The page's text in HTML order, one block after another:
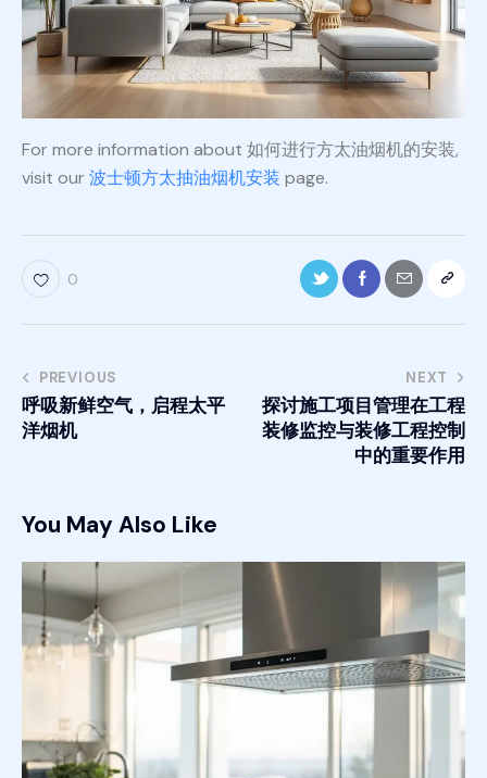
For more information about 如何进行方太油烟机的安装,
visit our波士顿方太抽油烟机安装 page.
0
PREVIOUS
呼吸新鲜空气，启程太平
洋烟机
NEXT
探讨施工项目管理在工程
装修监控与装修工程控制
中的重要作用
You May Also Like